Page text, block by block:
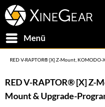
Menü
RED V-RAPTOR® [X] Z-Mount,
RED V-RAPTOR® [X] Z-
Mount & Upgrade-